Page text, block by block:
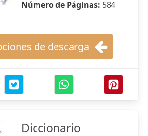
Número de Páginas: 584
de descarga
Diccionario